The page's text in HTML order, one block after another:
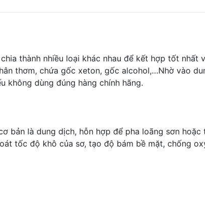
thành nhiều loại khác nhau để kết hợp tốt nhất
thơm, chứa gốc xeton, gốc alcohol,…Nhờ vào
không dùng đúng hàng chính hãng.
bản là dung dịch, hỗn hợp để pha loãng sơn
tốc độ khô của sơ, tạo độ bám bề mặt, chống